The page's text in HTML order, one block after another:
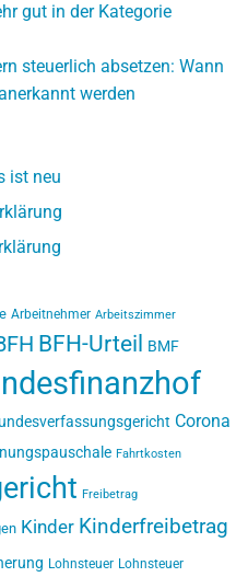
gut in der Kategorie
steuerlich absetzen: Wann
werden
ist neu
Arbeitnehmer Arbeitszimmer
BFH-Urteil BMF
Corona
Fahrtkosten
Freibetrag
Kinder Kinderfreibetrag
Lohnsteuer Lohnsteuer